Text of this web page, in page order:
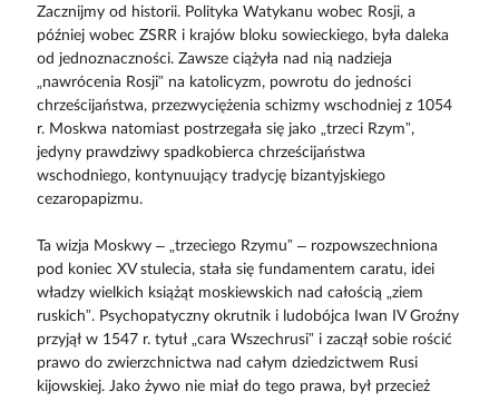
Zacznijmy od historii. Polityka Watykanu wobec Rosji, a
później wobec ZSRR i krajów bloku sowieckiego, była daleka
od jednoznaczności. Zawsze ciążyła nad nią nadzieja
„nawrócenia Rosji” na katolicyzm, powrotu do jedności
chrześcijaństwa, przezwyciężenia schizmy wschodniej z 1054
r. Moskwa natomiast postrzegała się jako „trzeci Rzym”,
jedyny prawdziwy spadkobierca chrześcijaństwa
wschodniego, kontynuujący tradycję bizantyjskiego
cezaropapizmu.
Ta wizja Moskwy – „trzeciego Rzymu” – rozpowszechniona
pod koniec XV stulecia, stała się fundamentem caratu, idei
władzy wielkich książąt moskiewskich nad całością „ziem
ruskich”. Psychopatyczny okrutnik i ludobójca Iwan IV Groźny
przyjął w 1547 r. tytuł „cara Wszechrusi” i zaczął sobie rościć
prawo do zwierzchnictwa nad całym dziedzictwem Rusi
kijowskiej. Jako żywo nie miał do tego prawa, był przecież